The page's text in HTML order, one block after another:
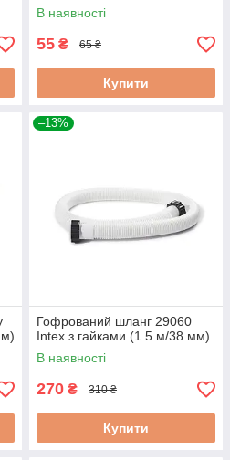
В наявності
55 ₴ 65 ₴
Купити
–13%
Гофрований шланг 29060
Intex з гайками (1.5 м/38 мм)
В наявності
270 ₴ 310 ₴
Купити